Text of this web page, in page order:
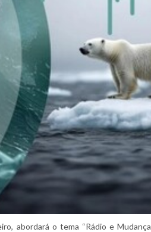
abordará o tema “Rádio e Mudança